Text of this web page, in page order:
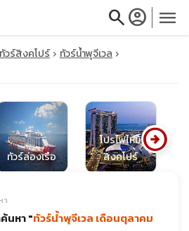
searchaccount_circle menu
close
ทัวร์สิงคโปร์
ทัวร์น้ำพุจีเวล
ทัวร์ล่องเรือ
โปรไฟไหม้
สิงคโปร์
arrow_circle_right
นหา "ทัวร์น้ำพุจีเวล เดือนตุลาคม